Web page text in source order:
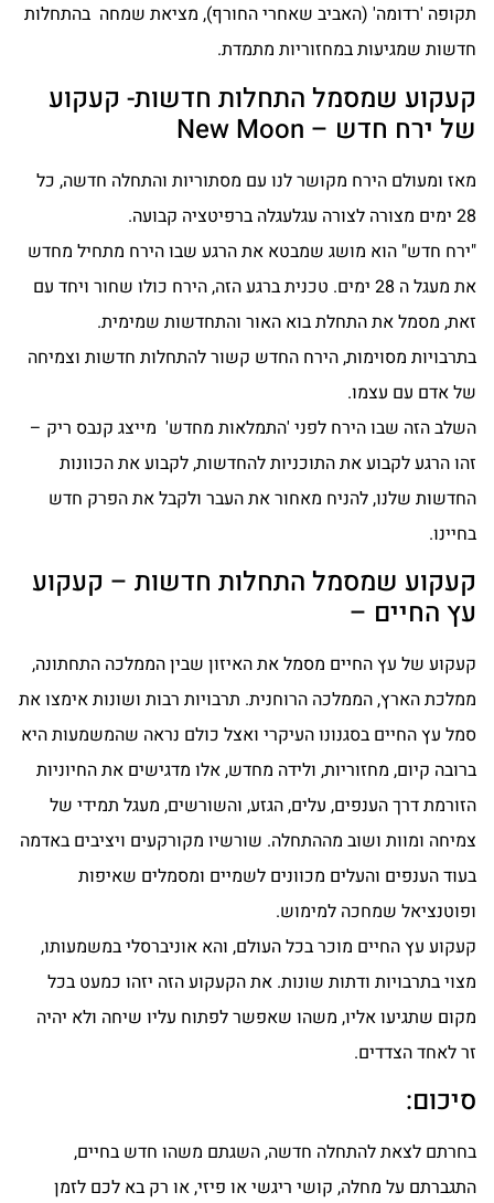
תקופה 'רדומה' (האביב שאחרי החורף), מציאת שמחה בהתחלות
חדשות שמגיעות במחזוריות מתמדת.
קעקוע שמסמל התחלות חדשות- קעקוע
של ירח חדש – New Moon
מאז ומעולם הירח מקושר לנו עם מסתוריות והתחלה חדשה, כל
28 ימים מצורה לצורה עגלעגלה ברפיטציה קבועה.
"ירח חדש" הוא מושג שמבטא את הרגע שבו הירח מתחיל מחדש
את מעגל ה 28 ימים. טכנית ברגע הזה, הירח כולו שחור ויחד עם
זאת, מסמל את התחלת בוא האור והתחדשות שמימית.
בתרבויות מסוימות, הירח החדש קשור להתחלות חדשות וצמיחה
של אדם עם עצמו.
השלב הזה שבו הירח לפני 'התמלאות מחדש' מייצג קנבס ריק –
זהו הרגע לקבוע את התוכניות להחדשות, לקבוע את הכוונות
החדשות שלנו, להניח מאחור את העבר ולקבל את הפרק חדש
בחיינו.
קעקוע שמסמל התחלות חדשות – קעקוע
עץ החיים –
קעקוע של עץ החיים מסמל את האיזון שבין הממלכה התחתונה,
ממלכת הארץ, הממלכה הרוחנית. תרבויות רבות ושונות אימצו את
סמל עץ החיים בסגנונו העיקרי ואצל כולם נראה שהמשמעות היא
ברובה קיום, מחזוריות, ולידה מחדש, אלו מדגישים את החיוניות
הזורמת דרך הענפים, עלים, הגזע, והשורשים, מעגל תמידי של
צמיחה ומוות ושוב מההתחלה. שורשיו מקורקעים ויציבים באדמה
בעוד הענפים והעלים מכוונים לשמיים ומסמלים שאיפות
ופוטנציאל שמחכה למימוש.
קעקוע עץ החיים מוכר בכל העולם, והא אוניברסלי במשמעותו,
מצוי בתרבויות ודתות שונות. את הקעקוע הזה יזהו כמעט בכל
מקום שתגיעו אליו, משהו שאפשר לפתוח עליו שיחה ולא יהיה
זר לאחד הצדדים.
סיכום:
בחרתם לצאת להתחלה חדשה, השגתם משהו חדש בחיים,
התגברתם על מחלה, קושי ריגשי או פיזי, או רק בא לכם לזמן